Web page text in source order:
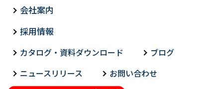
会社案内
採用情報
カタログ・資料ダウンロード
ブログ
ニュースリリース
お問い合わせ